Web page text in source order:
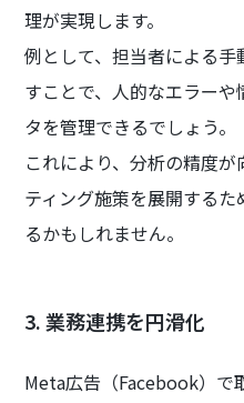
理が実現します。
例として、担当者による
すことで、人的なエラー
タを管理できるでしょう。
これにより、分析の精度
ティング施策を展開する
るかもしれません。
3. 業務連携を円滑化
Meta広告（Facebook）で